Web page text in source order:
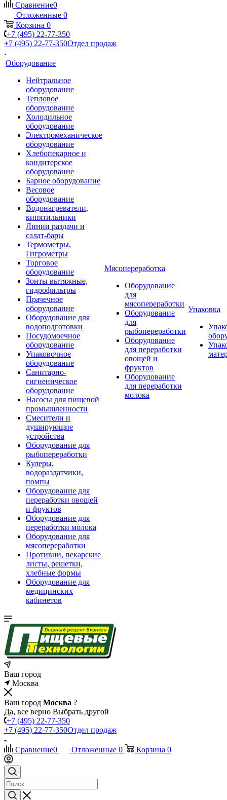
Сравнение0
Отложенные 0
Корзина 0
+7 (495) 22-77-350
+7 (495) 22-77-350Отдел продаж
Оборудование
Нейтральное
оборудование
Тепловое
оборудование
Холодильное
оборудование
Электромеханическое
оборудование
Хлебопекарное и
кондитерское
оборудование
Барное оборудование
Весовое
оборудование
Водонагреватели,
кипятильники
Линии раздачи и
салат-бары
Термометры,
Гигрометры
Торговое
оборудование
Зонты вытяжные,
гидрофильтры
Прачечное
оборудование
Оборудование для
водоподготовки
Посудомоечное
оборудование
Упаковочное
оборудование
Санитарно-
гигиеническое
оборудование
Насосы для пищевой
промышленности
Смесители и
душирующие
устройства
Оборудование для
рыбопереработки
Кулеры,
водораздатчики,
помпы
Оборудование для
переработки овощей
и фруктов
Оборудование для
переработки молока
Оборудование для
мясопереработки
Противни, пекарские
листы, решетки,
хлебные формы
Оборудование для
медицинских
кабинетов
Мясопереработка
Оборудование
для
мясопереработки
Оборудование
для
рыбопереработки
Оборудование
для переработки
овощей и
фруктов
Оборудование
для переработки
молока
Упаковка
Ваш город
Москва
Ваш город Москва ?
Да, все верно Выбрать другой
+7 (495) 22-77-350
+7 (495) 22-77-350Отдел продаж
Сравнение0 Отложенные 0 Корзина 0